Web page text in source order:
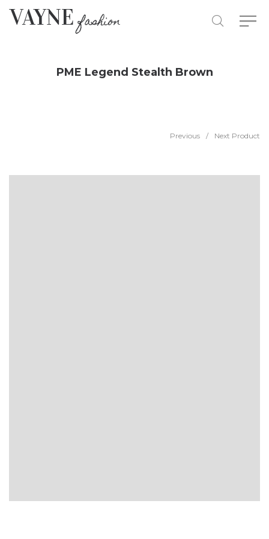
PME Legend Stealth Brown
Previous / Next Product